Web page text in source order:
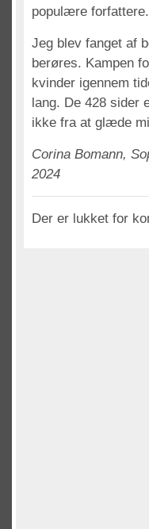
populære forfattere.
Jeg blev fanget af
berøres. Kampen
kvinder igennem
lang. De 428 sider
ikke fra at glæde
Corina Bomann,
2024
Der er lukket for